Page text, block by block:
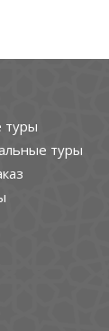
туры
туры